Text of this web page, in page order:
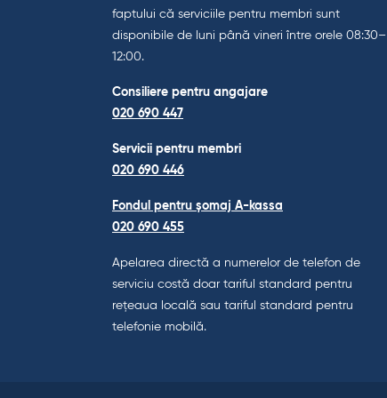
faptului că serviciile pentru membri sunt
disponibile de luni până vineri între orele 08:30–
12:00.
Consiliere pentru angajare
020 690 447
Servicii pentru membri
020 690 446
Fondul pentru șomaj A-kassa
020 690 455
Apelarea directă a numerelor de telefon de
serviciu costă doar tariful standard pentru
rețeaua locală sau tariful standard pentru
telefonie mobilă.